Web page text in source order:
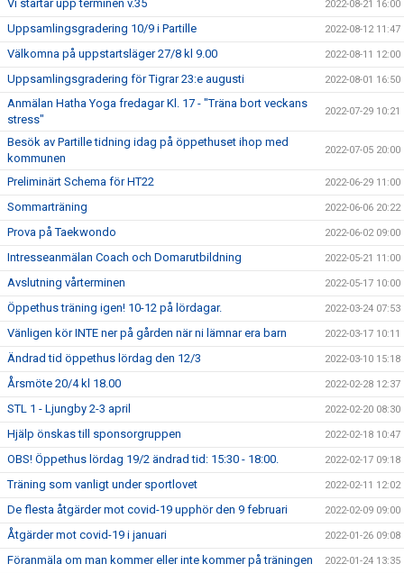
Vi startar upp terminen v.35 2022-08-21 16:00
Uppsamlingsgradering 10/9 i Partille 2022-08-12 11:47
Välkomna på uppstartsläger 27/8 kl 9.00 2022-08-11 12:00
Uppsamlingsgradering för Tigrar 23:e augusti 2022-08-01 16:50
Anmälan Hatha Yoga fredagar Kl. 17 - "Träna bort veckans
stress"
2022-07-29 10:21
Besök av Partille tidning idag på öppethuset ihop med
kommunen
2022-07-05 20:00
Preliminärt Schema för HT22 2022-06-29 11:00
Sommarträning 2022-06-06 20:22
Prova på Taekwondo 2022-06-02 09:00
Intresseanmälan Coach och Domarutbildning 2022-05-21 11:00
Avslutning vårterminen 2022-05-17 10:00
Öppethus träning igen! 10-12 på lördagar. 2022-03-24 07:53
Vänligen kör INTE ner på gården när ni lämnar era barn 2022-03-17 10:11
Ändrad tid öppethus lördag den 12/3 2022-03-10 15:18
Årsmöte 20/4 kl 18.00 2022-02-28 12:37
STL 1 - Ljungby 2-3 april 2022-02-20 08:30
Hjälp önskas till sponsorgruppen 2022-02-18 10:47
OBS! Öppethus lördag 19/2 ändrad tid: 15:30 - 18:00. 2022-02-17 09:18
Träning som vanligt under sportlovet 2022-02-11 12:02
De flesta åtgärder mot covid-19 upphör den 9 februari 2022-02-09 09:00
Åtgärder mot covid-19 i januari 2022-01-26 09:08
Föranmäla om man kommer eller inte kommer på träningen 2022-01-24 13:35